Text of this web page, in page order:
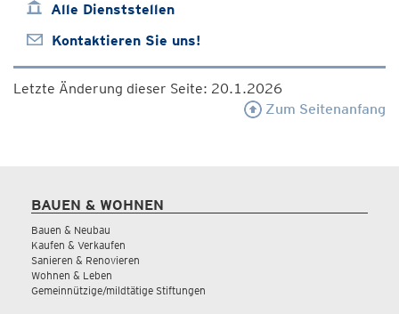
Alle Dienststellen
Kontaktieren Sie uns!
Letzte Änderung dieser Seite: 20.1.2026
Zum Seitenanfang
BAUEN & WOHNEN
Bauen & Neubau
Kaufen & Verkaufen
Sanieren & Renovieren
Wohnen & Leben
Gemeinnützige/mildtätige Stiftungen